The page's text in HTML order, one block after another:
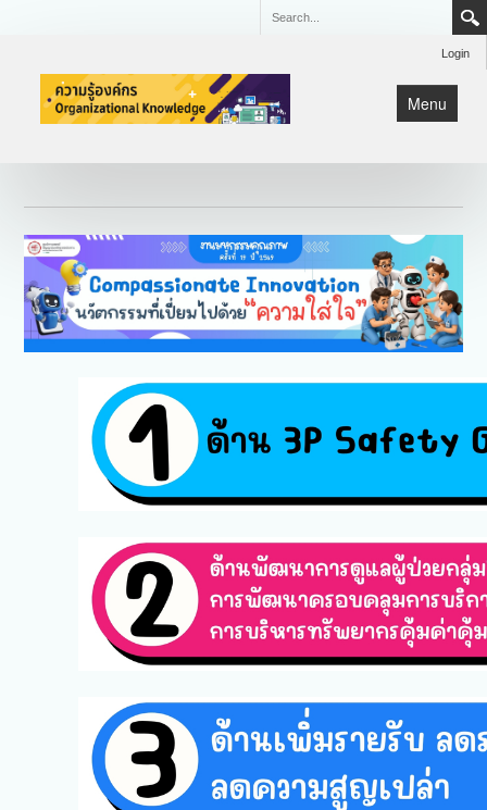
Login
Menu
หน้าแรก
Lean
มหกรรมคุณภาพ CQI